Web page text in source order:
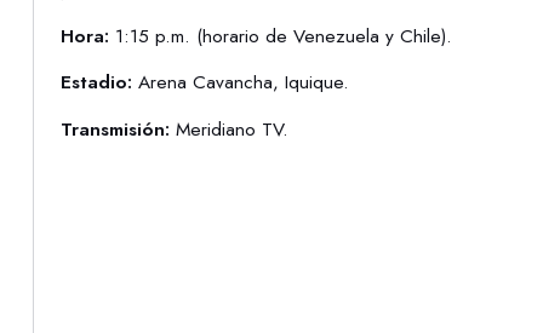
Hora: 1:15 p.m. (horario de Venezuela y Chile).
Estadio: Arena Cavancha, Iquique.
Transmisión: Meridiano TV.